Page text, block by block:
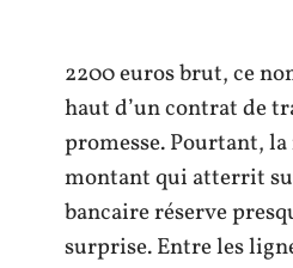
2200 euros brut, ce
haut d’un contrat de
promesse. Pourtant,
montant qui atterrit
bancaire réserve
surprise. Entre les